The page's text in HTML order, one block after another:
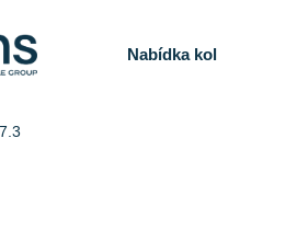
Nabídka kol